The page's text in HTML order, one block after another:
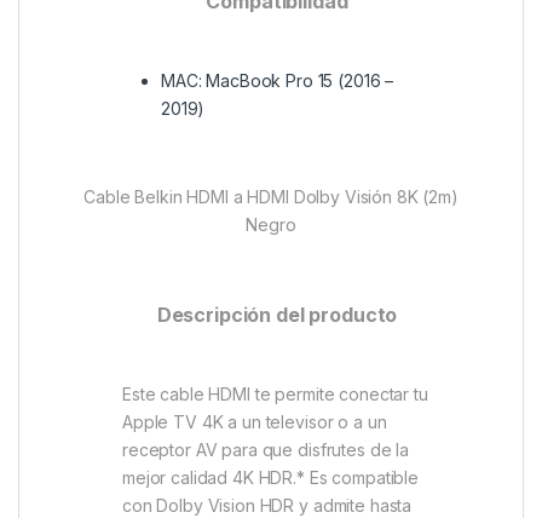
MAC: MacBook Pro 15 (2016 –
2019)
Cable Belkin HDMI a HDMI Dolby Visión 8K (2m)
Negro
Descripción del producto
Este cable HDMI te permite conectar tu
Apple TV 4K a un televisor o a un
receptor AV para que disfrutes de la
mejor calidad 4K HDR.* Es compatible
con Dolby Vision HDR y admite hasta